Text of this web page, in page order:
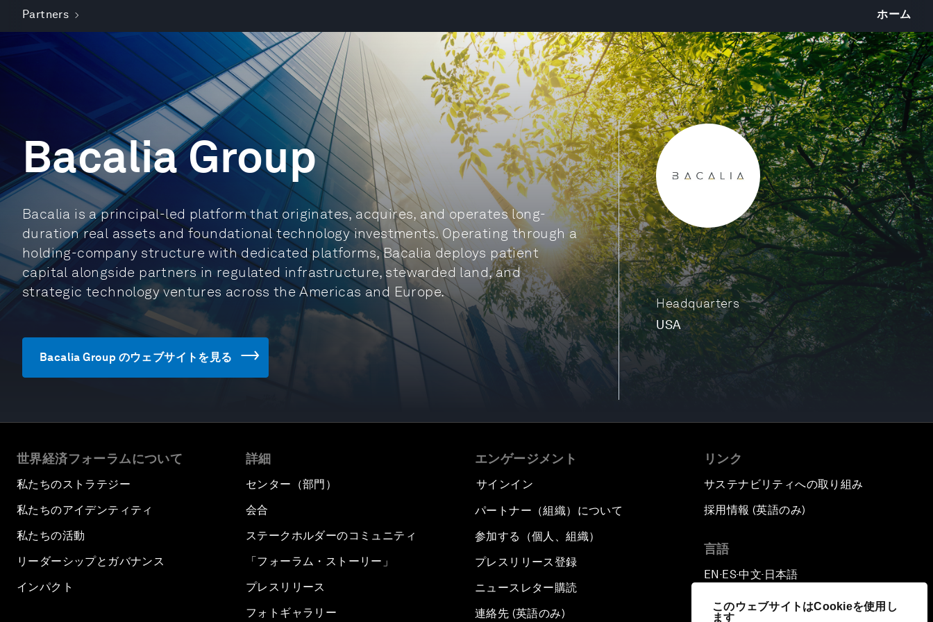
このウェブサイトはCookieを使用し
ます
Partners ホーム
Headquarters
USA
Bacalia Group
Bacalia is a principal-led platform that originates, acquires, and operates long-
duration real assets and foundational technology investments. Operating through a
holding-company structure with dedicated platforms, Bacalia deploys patient
capital alongside partners in regulated infrastructure, stewarded land, and
strategic technology ventures across the Americas and Europe.
Bacalia Group のウェブサイトを見る
世界経済フォーラムについて
私たちのストラテジー
私たちのアイデンティティ
私たちの活動
リーダーシップとガバナンス
インパクト
詳細
センター（部門）
会合
ステークホルダーのコミュニティ
「フォーラム・ストーリー」
プレスリリース
フォトギャラリー
エンゲージメント
サインイン
パートナー（組織）について
参加する（個人、組織）
プレスリリース登録
ニュースレター購読
連絡先 (英語のみ)
リンク
サステナビリティへの取り組み
採用情報 (英語のみ)
言語
EN ▪ES▪中文▪ 日本語